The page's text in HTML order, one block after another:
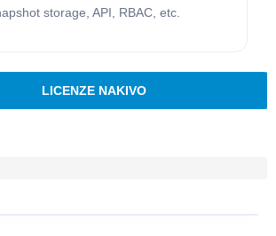
storage, API, RBAC, etc.
LICENZE NAKIVO